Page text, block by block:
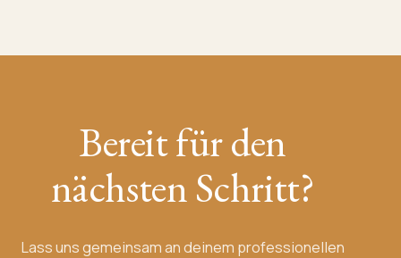
Bereit für den
nächsten Schritt?
Lass uns gemeinsam an deinem professionellen